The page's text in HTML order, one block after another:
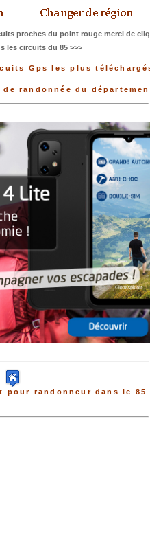
proches du point rouge merci de
les circuits du 85 >>>
Gps les plus
randonnée du
pour randonneur dans le 85